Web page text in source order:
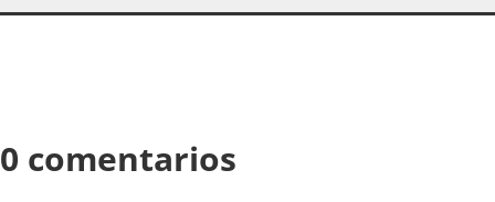
0 comentarios